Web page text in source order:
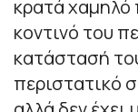
κρατά
κοντινό του
κατάστασή
περιστατικό